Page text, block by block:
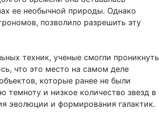
ее необычной природы. Однако
позволило разрешить эту
техник, ученые смогли проникнуть
что это место на самом деле
которые ранее не были
и низкое количество звезд в
эволюции и формирования галактик.